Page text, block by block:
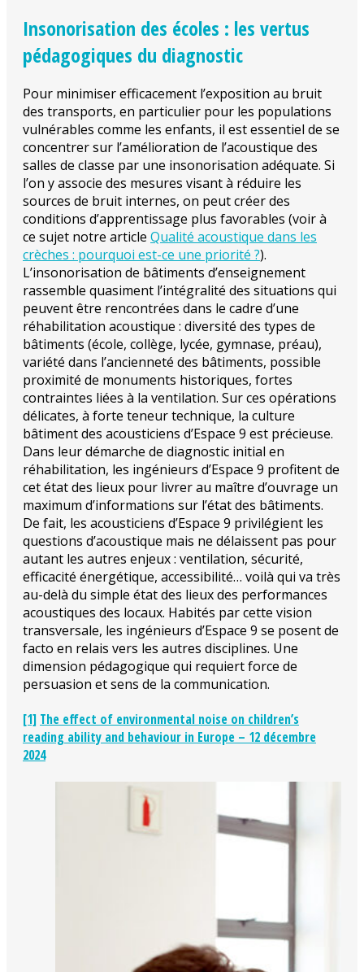
Insonorisation des écoles : les vertus
pédagogiques du diagnostic
Pour minimiser efficacement l’exposition au bruit
des transports, en particulier pour les populations
vulnérables comme les enfants, il est essentiel de se
concentrer sur l’amélioration de l’acoustique des
salles de classe par une insonorisation adéquate. Si
l’on y associe des mesures visant à réduire les
sources de bruit internes, on peut créer des
conditions d’apprentissage plus favorables (voir à
ce sujet notre article Qualité acoustique dans les
crèches : pourquoi est-ce une priorité ?).
L’insonorisation de bâtiments d’enseignement
rassemble quasiment l’intégralité des situations qui
peuvent être rencontrées dans le cadre d’une
réhabilitation acoustique : diversité des types de
bâtiments (école, collège, lycée, gymnase, préau),
variété dans l’ancienneté des bâtiments, possible
proximité de monuments historiques, fortes
contraintes liées à la ventilation. Sur ces opérations
délicates, à forte teneur technique, la culture
bâtiment des acousticiens d’Espace 9 est précieuse.
Dans leur démarche de diagnostic initial en
réhabilitation, les ingénieurs d’Espace 9 profitent de
cet état des lieux pour livrer au maître d’ouvrage un
maximum d’informations sur l’état des bâtiments.
De fait, les acousticiens d’Espace 9 privilégient les
questions d’acoustique mais ne délaissent pas pour
autant les autres enjeux : ventilation, sécurité,
efficacité énergétique, accessibilité… voilà qui va très
au-delà du simple état des lieux des performances
acoustiques des locaux. Habités par cette vision
transversale, les ingénieurs d’Espace 9 se posent de
facto en relais vers les autres disciplines. Une
dimension pédagogique qui requiert force de
persuasion et sens de la communication.
[1] The effect of environmental noise on children’s
reading ability and behaviour in Europe – 12 décembre
2024